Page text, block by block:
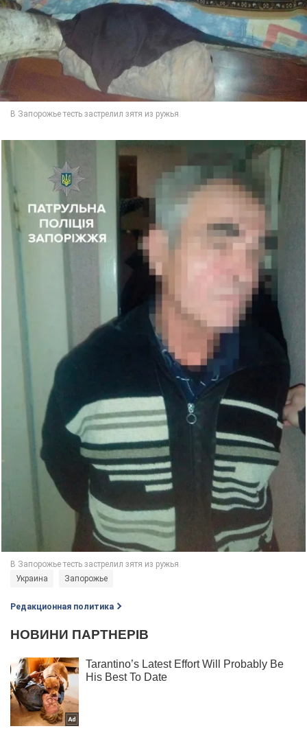
Украина Запорожье
Редакционная политика